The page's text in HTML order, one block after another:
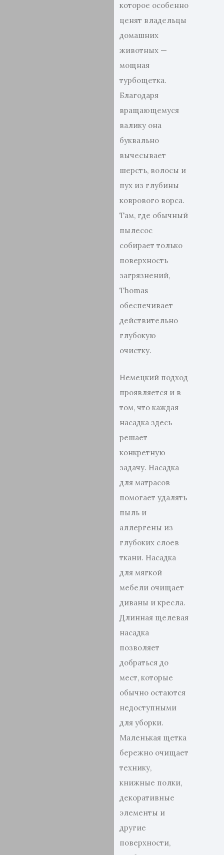
которое особенно
ценят владельцы
домашних
животных —
мощная
турбощетка.
Благодаря
вращающемуся
валику она
буквально
вычесывает
шерсть, волосы и
пух из глубины
коврового ворса.
Там, где обычный
пылесос
собирает только
поверхность
загрязнений,
Thomas
обеспечивает
действительно
глубокую
очистку.
Немецкий подход
проявляется и в
том, что каждая
насадка здесь
решает
конкретную
задачу. Насадка
для матрасов
помогает удалять
пыль и
аллергены из
глубоких слоев
ткани. Насадка
для мягкой
мебели очищает
диваны и кресла.
Длинная щелевая
насадка
позволяет
добраться до
мест, которые
обычно остаются
недоступными
для уборки.
Маленькая щетка
бережно очищает
технику,
книжные полки,
декоративные
элементы и
другие
поверхности,